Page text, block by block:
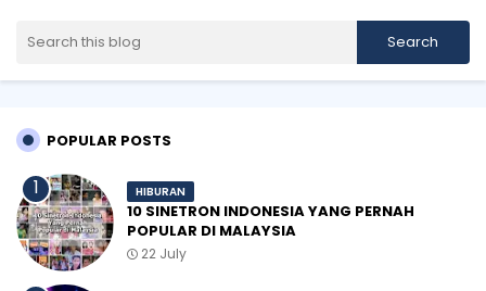
POPULAR POSTS
HIBURAN
10 SINETRON INDONESIA YANG PERNAH
POPULAR DI MALAYSIA
22 July